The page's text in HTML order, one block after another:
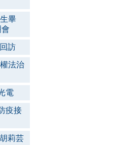
畢
訪
法治
電
疫接
莉芸